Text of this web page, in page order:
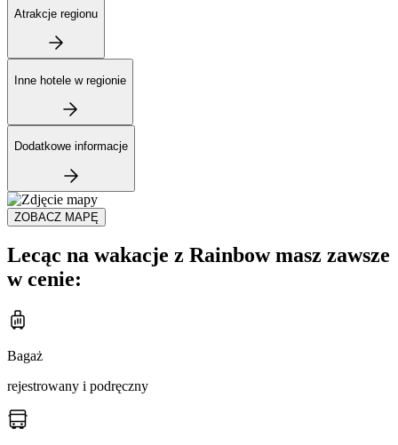
Atrakcje regionu
Inne hotele w regionie
Dodatkowe informacje
ZOBACZ MAPĘ
Lecąc na wakacje z Rainbow masz zawsze
w cenie:
Bagaż
rejestrowany i podręczny